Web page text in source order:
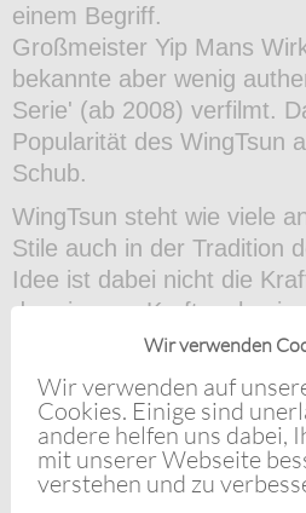
Wir verwenden
Wir verwenden auf
Cookies. Einige sind
andere helfen uns dabei,
mit unserer Webseite
verstehen und zu
einem Begriff.
Großmeister Yip Mans
bekannte aber wenig
Serie' (ab 2008) verfilmt.
Popularität des WingTsun
Schub.
WingTsun steht wie viele
Stile auch in der Tradition
Idee ist dabei nicht die
der eigenen Kraft zu
Kraft viel mehr zu
zu umgehen und
welches in den WingTsun-
Singh gelehrt wird, gehört
Ebene zu den inneren
daoistische Kraftlehre